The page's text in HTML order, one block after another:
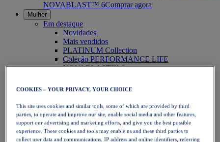
NOVABLAST™ 6Comprar agora
Mulher
Em destaque
Novidades
Mais vendidos
PLATINUM Collection
Coleção PERFORMANCE LIFE
NOVABLAST™ 6
Corrida
Corrida em trilho
Ténis
Voleibol
Andebol
Padel
Netball
COOKIES – YOUR PRIVACY, YOUR CHOICE
This site uses cookies and similar tools, some of which are provided by third
parties, to operate and improve our site, enable social media and other features,
support our advertising and marketing efforts, and give you the best possible
experience. These cookies and tools may enable us and these third parties to
collect user data and communications, IP address and online identifiers, referring